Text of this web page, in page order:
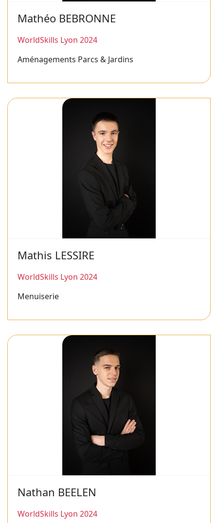
Mathéo BEBRONNE
WorldSkills Lyon 2024
Aménagements Parcs & Jardins
Mathis LESSIRE
WorldSkills Lyon 2024
Menuiserie
Nathan BEELEN
WorldSkills Lyon 2024